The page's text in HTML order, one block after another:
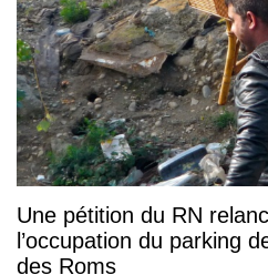
Une pétition du RN
l’occupation du parking
des Roms